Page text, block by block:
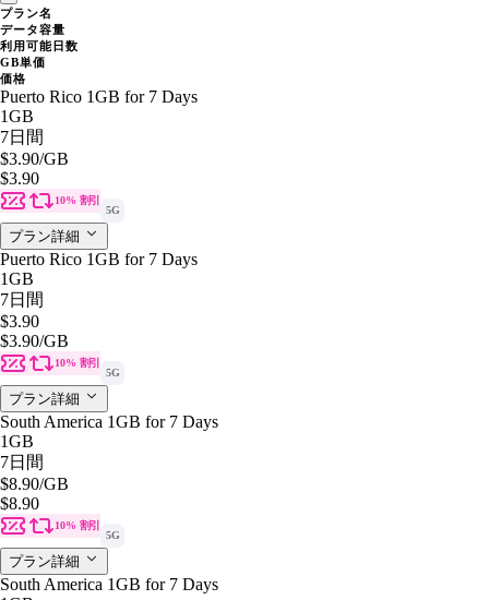
プラン名
データ容量
利用可能日数
GB単価
価格
Puerto Rico 1GB for 7 Days
1GB
7日間
$3.90/GB
$3.90
10% 割引
5G
プラン詳細
Puerto Rico 1GB for 7 Days
1GB
7日間
$3.90
$3.90/GB
10% 割引
5G
プラン詳細
South America 1GB for 7 Days
1GB
7日間
$8.90/GB
$8.90
10% 割引
5G
プラン詳細
South America 1GB for 7 Days